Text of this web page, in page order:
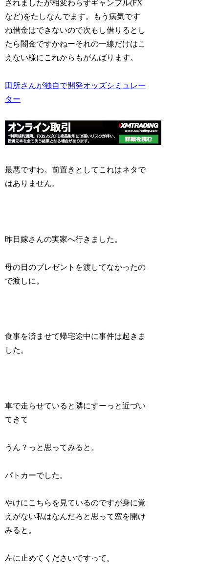
されましたが相変わらずギャンブル(FX
など)をたしなんでます。もう病気です
ね借金はできないので次もし借りるとし
たら闇金ですかねーそれの一線だけはこ
えない様にこれからもがんばります。
田所さんが独自で開発オッズシミュレー
ター
最悪ですわ。前置きとしてこれはネタで
はありません。
昨日嫁さんの実家へ行きました。
母の日のプレゼントを渡してなかったの
で渡しに。
食事を済ませて帰宅途中に事件は起きま
した。
車で走らせていると隣にすーっと近づい
てきて
うん？っと思ってみると。
パトカーでした。
やけにこちらを見ているのですが身に覚
えがない私はなんだろと思って窓を開け
みると。
左に止めてくださいですって。